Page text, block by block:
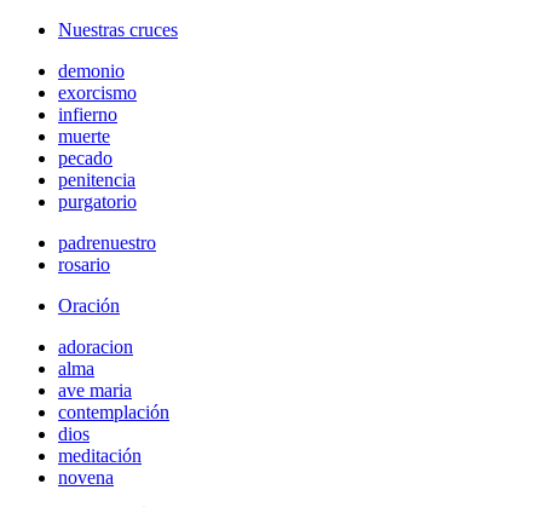
Nuestras cruces
demonio
exorcismo
infierno
muerte
pecado
penitencia
purgatorio
padrenuestro
rosario
Oración
adoracion
alma
ave maria
contemplación
dios
meditación
novena